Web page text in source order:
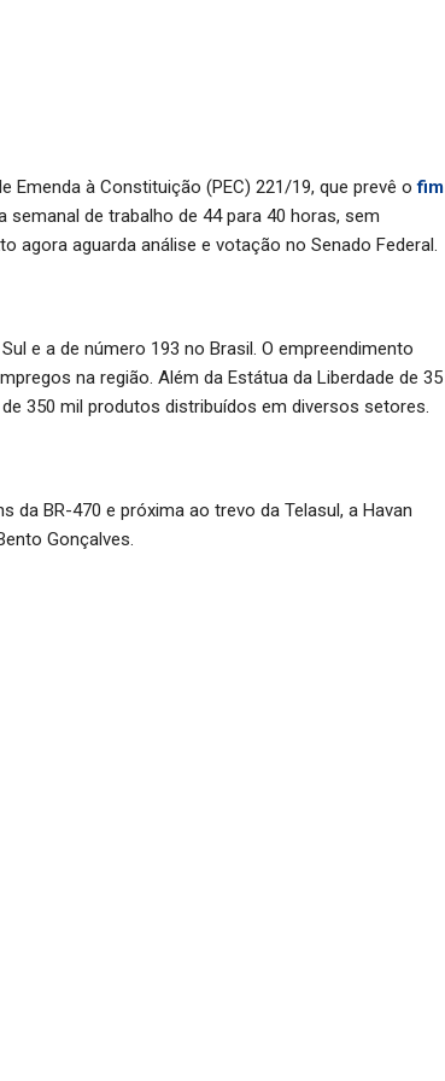
Emenda à Constituição (PEC) 221/19, que prevê ofim
semanal de trabalho de 44 para 40 horas, sem
agora aguarda análise e votação no Senado Federal.
e a de número 193 no Brasil. O empreendimento
na região. Além da Estátua da Liberdade de 35
350 mil produtos distribuídos em diversos setores.
da BR-470 e próxima ao trevo da Telasul, a Havan
Gonçalves.